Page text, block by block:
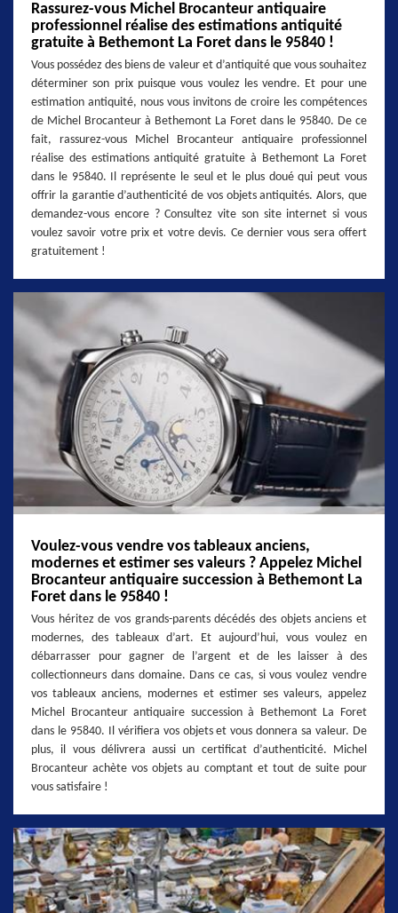
Rassurez-vous Michel Brocanteur antiquaire
professionnel réalise des estimations antiquité
gratuite à Bethemont La Foret dans le 95840 !
Vous possédez des biens de valeur et d’antiquité que vous souhaitez
déterminer son prix puisque vous voulez les vendre. Et pour une
estimation antiquité, nous vous invitons de croire les compétences
de Michel Brocanteur à Bethemont La Foret dans le 95840. De ce
fait, rassurez-vous Michel Brocanteur antiquaire professionnel
réalise des estimations antiquité gratuite à Bethemont La Foret
dans le 95840. Il représente le seul et le plus doué qui peut vous
offrir la garantie d’authenticité de vos objets antiquités. Alors, que
demandez-vous encore ? Consultez vite son site internet si vous
voulez savoir votre prix et votre devis. Ce dernier vous sera offert
gratuitement !
Voulez-vous vendre vos tableaux anciens,
modernes et estimer ses valeurs ? Appelez Michel
Brocanteur antiquaire succession à Bethemont La
Foret dans le 95840 !
Vous héritez de vos grands-parents décédés des objets anciens et
modernes, des tableaux d’art. Et aujourd’hui, vous voulez en
débarrasser pour gagner de l’argent et de les laisser à des
collectionneurs dans domaine. Dans ce cas, si vous voulez vendre
vos tableaux anciens, modernes et estimer ses valeurs, appelez
Michel Brocanteur antiquaire succession à Bethemont La Foret
dans le 95840. Il vérifiera vos objets et vous donnera sa valeur. De
plus, il vous délivrera aussi un certificat d’authenticité. Michel
Brocanteur achète vos objets au comptant et tout de suite pour
vous satisfaire !